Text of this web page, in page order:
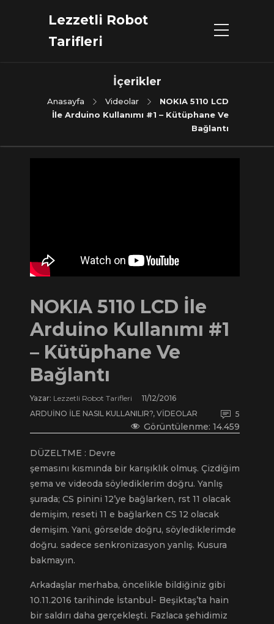
Lezzetli Robot
Tarifleri
İçerikler
Anasayfa Videolar
NOKIA 5110 LCD
İle Arduino Kullanımı #1 – Kütüphane Ve
Bağlantı
NOKIA 5110 LCD İle
Arduino Kullanımı #1
– Kütüphane Ve
Bağlantı
Yazar: Lezzetli Robot Tarifleri
11/12/2016
ARDUINO ILE NASIL KULLANILIR?, VIDEOLAR 5
Görüntülenme: 14.459
DÜZELTME : Devre
şemasını kısmında bir karışıklık olmuş. Çizdiğim
şema ve videoda söylediklerim doğru. Yanlış
şurada; CS pinini 12’ye bağlarken, rst 11 olacak
demişim, reseti 11 e bağlarken CS 12 olacak
demişim. Yani, görselde doğru, söylediklerimde
doğru. sadece senkronizasyon yanlış. Kusura
bakmayın.
Arkadaşlar merhaba, öncelikle bildiğiniz gibi
10.11.2016 tarihinde İstanbul- Beşiktaş’ta hain
bir saldırı daha gerçekleşti. Fazlaca şehidimiz